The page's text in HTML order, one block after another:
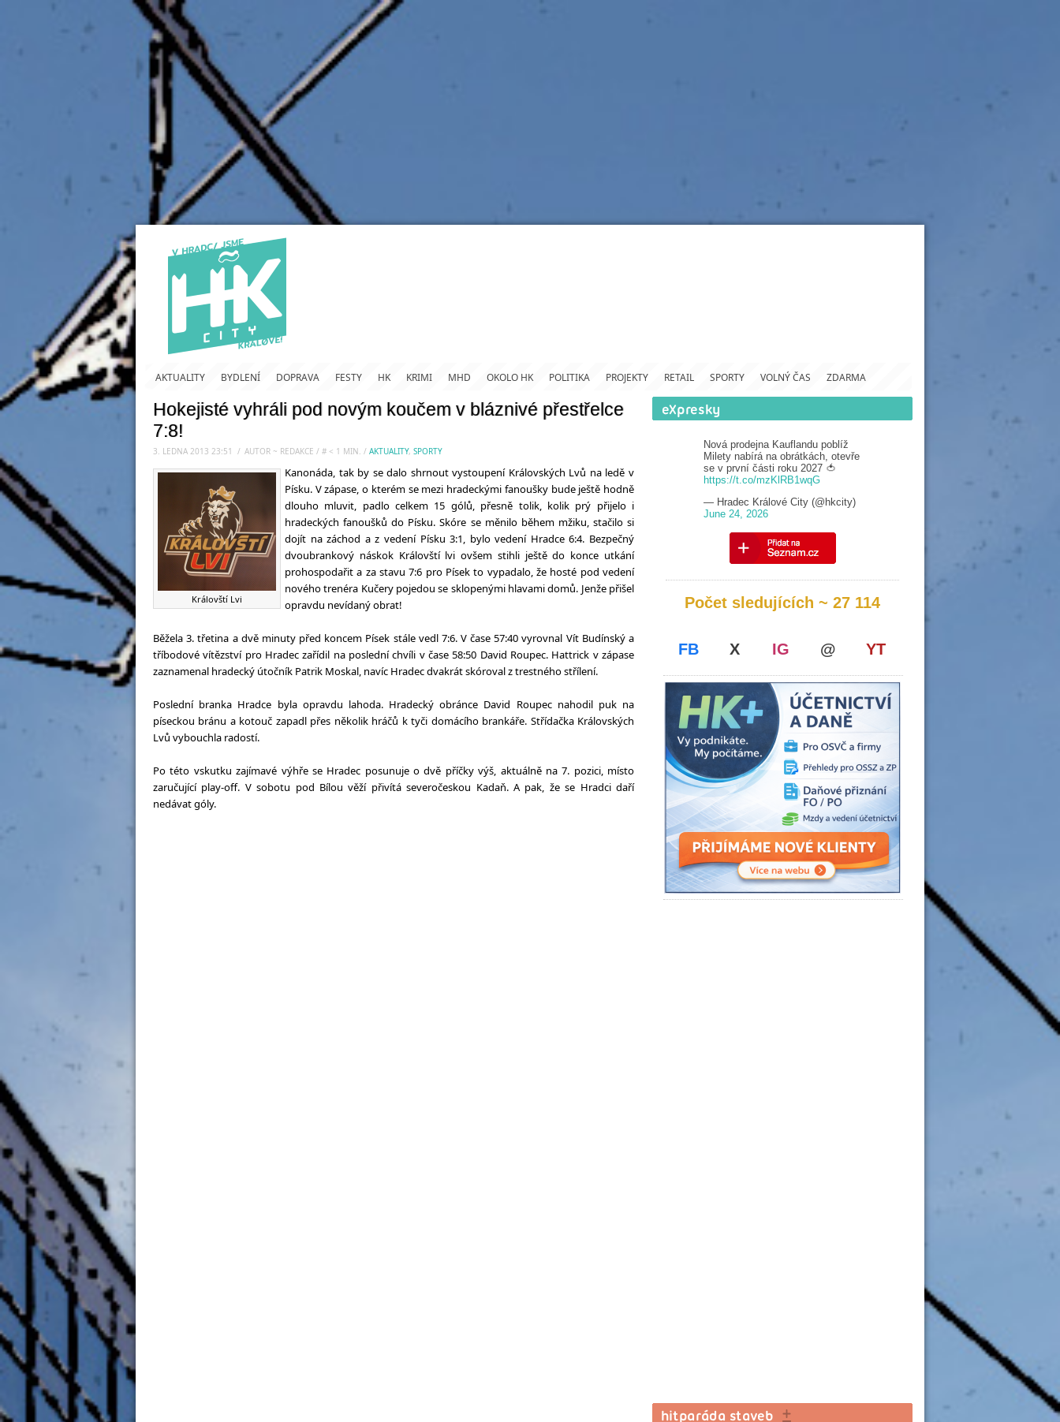
AKTUALITY BYDLENÍ DOPRAVA FESTY HK KRIMI MHD OKOLO HK POLITIKA PROJEKTY RETAIL SPORTY VOLNÝ ČAS ZDARMA
Hokejisté vyhráli pod novým koučem v bláznivé přestřelce
7:8!
3. LEDNA 2013 23:51 / AUTOR ~ REDAKCE / # < 1 MIN. / AKTUALITY, SPORTY
Královští Lvi
Kanonáda, tak by se dalo shrnout vystoupení Královských Lvů na ledě v
Písku. V zápase, o kterém se mezi hradeckými fanoušky bude ještě hodně
dlouho mluvit, padlo celkem 15 gólů, přesně tolik, kolik prý přijelo i
hradeckých fanoušků do Písku. Skóre se měnilo během mžiku, stačilo si
dojít na záchod a z vedení Písku 3:1, bylo vedení Hradce 6:4. Bezpečný
dvoubrankový náskok Královští lvi ovšem stihli ještě do konce utkání
prohospodařit a za stavu 7:6 pro Písek to vypadalo, že hosté pod vedení
nového trenéra Kučery pojedou se sklopenými hlavami domů. Jenže přišel
opravdu nevídaný obrat!
Běžela 3. třetina a dvě minuty před koncem Písek stále vedl 7:6. V čase 57:40 vyrovnal Vít Budínský a
tříbodové vítězství pro Hradec zařídil na poslední chvíli v čase 58:50 David Roupec. Hattrick v zápase
zaznamenal hradecký útočník Patrik Moskal, navíc Hradec dvakrát skóroval z trestného střílení.
Poslední branka Hradce byla opravdu lahoda. Hradecký obránce David Roupec nahodil puk na
píseckou bránu a kotouč zapadl přes několik hráčů k tyči domácího brankáře. Střídačka Královských
Lvů vybouchla radostí.
Po této vskutku zajímavé výhře se Hradec posunuje o dvě příčky výš, aktuálně na 7. pozici, místo
zaručující play-off. V sobotu pod Bílou věží přivítá severočeskou Kadaň. A pak, že se Hradci daří
nedávat góly.
Nová prodejna Kauflandu poblíž
Milety nabírá na obrátkách, otevře
se v první části roku 2027 🍅
https://t.co/mzKlRB1wqG
— Hradec Králové City (@hkcity)
June 24, 2026
Počet sledujících ~ 27 114
FB X IG @ YT